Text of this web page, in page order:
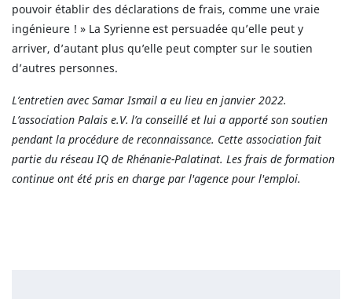
pouvoir établir des déclarations de frais, comme une vraie
ingénieure ! » La Syrienne est persuadée qu’elle peut y
arriver, d’autant plus qu’elle peut compter sur le soutien
d’autres personnes.
L’entretien avec Samar Ismail a eu lieu en janvier 2022.
L’association Palais e.V. l’a conseillé et lui a apporté son soutien
pendant la procédure de reconnaissance. Cette association fait
partie du réseau IQ de Rhénanie-Palatinat. Les frais de formation
continue ont été pris en charge par l'agence pour l'emploi.